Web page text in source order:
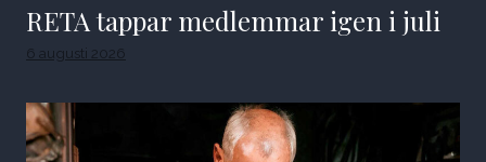
RETA tappar medlemmar igen i juli
6 augusti 2026